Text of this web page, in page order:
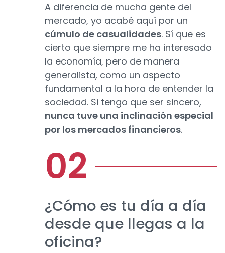
A diferencia de mucha gente del
mercado, yo acabé aquí por un
cúmulo de casualidades. Sí que es
cierto que siempre me ha interesado
la economía, pero de manera
generalista, como un aspecto
fundamental a la hora de entender la
sociedad. Si tengo que ser sincero,
nunca tuve una inclinación especial
por los mercados financieros.
¿Cómo es tu día a día
desde que llegas a la
oficina?